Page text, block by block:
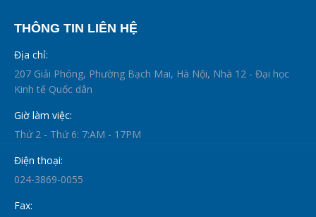
THÔNG TIN LIÊN HỆ
Địa chỉ:
207 Giải Phóng, Phường Bạch Mai, Hà Nội, Nhà 12 - Đại học
Kinh tế Quốc dân
Giờ làm việc:
Thứ 2 - Thứ 6: 7:AM - 17PM
Điện thoại:
024-3869-0055
Fax: